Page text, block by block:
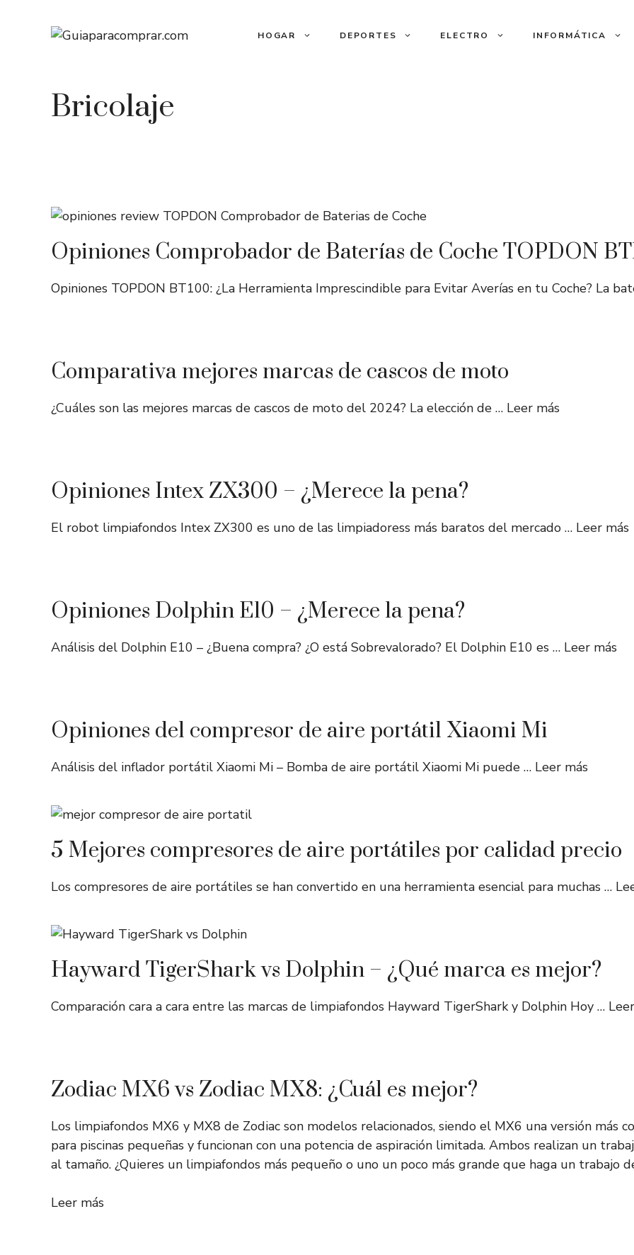
HOGAR DEPORTES ELECTRO INFORMÁTICA
Bricolaje
Opiniones Comprobador de Baterías de Coche TOPDON
Opiniones TOPDON BT100: ¿La Herramienta Imprescindible para Evitar Averías en tu Coche? La
Comparativa mejores marcas de cascos de moto
¿Cuáles son las mejores marcas de cascos de moto del 2024? La elección de … Leer más
Opiniones Intex ZX300 – ¿Merece la pena?
El robot limpiafondos Intex ZX300 es uno de las limpiadoress más baratos del mercado … Leer más
Opiniones Dolphin E10 – ¿Merece la pena?
Análisis del Dolphin E10 – ¿Buena compra? ¿O está Sobrevalorado? El Dolphin E10 es … Leer más
Opiniones del compresor de aire portátil Xiaomi Mi
Análisis del inflador portátil Xiaomi Mi – Bomba de aire portátil Xiaomi Mi puede … Leer más
5 Mejores compresores de aire portátiles por calidad precio
Los compresores de aire portátiles se han convertido en una herramienta esencial para muchas …
Hayward TigerShark vs Dolphin – ¿Qué marca es mejor?
Comparación cara a cara entre las marcas de limpiafondos Hayward TigerShark y Dolphin Hoy …
Zodiac MX6 vs Zodiac MX8: ¿Cuál es mejor?
Los limpiafondos MX6 y MX8 de Zodiac son modelos relacionados, siendo el MX6 una versión más
para piscinas pequeñas y funcionan con una potencia de aspiración limitada. Ambos realizan un
al tamaño. ¿Quieres un limpiafondos más pequeño o uno un poco más grande que haga un trabajo
Leer más